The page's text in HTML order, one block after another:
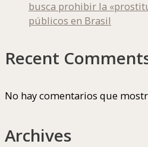
busca prohibir la
públicos en Brasil
Recent
No hay comentarios que
Archives